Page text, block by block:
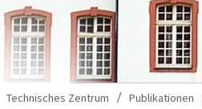
Technisches Zentrum Publikationen